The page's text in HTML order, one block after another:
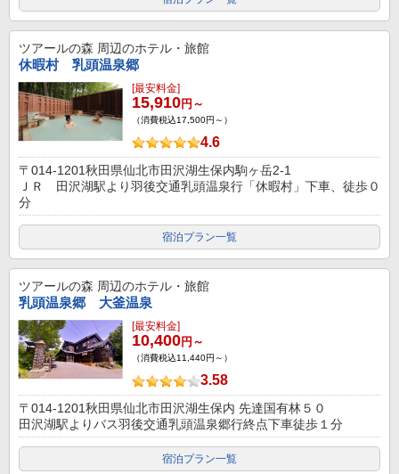
ツアールの森 周辺のホテル・旅館
休暇村 乳頭温泉郷
[最安料金]
15,910円～
（消費税込17,500円～）
4.6
〒014-1201秋田県仙北市田沢湖生保内駒ヶ岳2-1
ＪＲ 田沢湖駅より羽後交通乳頭温泉行「休暇村」下車、徒歩０
分
宿泊プラン一覧
ツアールの森 周辺のホテル・旅館
乳頭温泉郷 大釜温泉
[最安料金]
10,400円～
（消費税込11,440円～）
3.58
〒014-1201秋田県仙北市田沢湖生保内 先達国有林５０
田沢湖駅よりバス羽後交通乳頭温泉郷行終点下車徒歩１分
宿泊プラン一覧